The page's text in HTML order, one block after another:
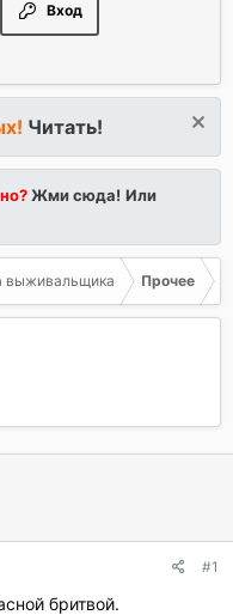
Вход
Читать!
Жми сюда! Или
выживальщика Прочее
#1
бритвой.